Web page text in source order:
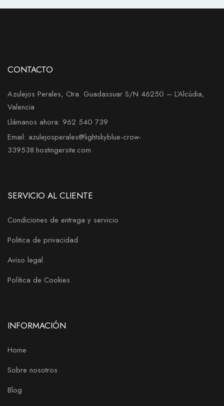
CONTACTO
Azulejos Perales, Ctra. Guadassuar S/N 46250 – L’Alcúdia,
Valencia
Llámanos ahora: 962 540 739
Email: azulejosperales@lightskyblue-crow-
339538.hostingersite.com
SERVICIO AL CLIENTE
Condiciones de entrega y servicio
Politica de privacidad
Aviso legal
Política de Cookies
INFORMACIÓN
Home
Sobre nosotros
Blog